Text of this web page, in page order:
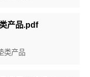
产品.pdf
类产品